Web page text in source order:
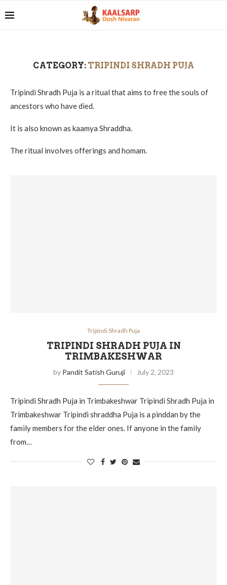
CATEGORY: TRIPINDI SHRADH PUJA
Tripindi Shradh Puja is a ritual that aims to free the souls of
ancestors who have died.
It is also known as kaamya Shraddha.
The ritual involves offerings and homam.
Tripindi Shradh Puja
TRIPINDI SHRADH PUJA IN
TRIMBAKESHWAR
by Pandit Satish Guruji July 2, 2023
Tripindi Shradh Puja in Trimbakeshwar Tripindi Shradh Puja in
Trimbakeshwar Tripindi shraddha Puja is a pinddan by the
family members for the elder ones. If anyone in the family
from…